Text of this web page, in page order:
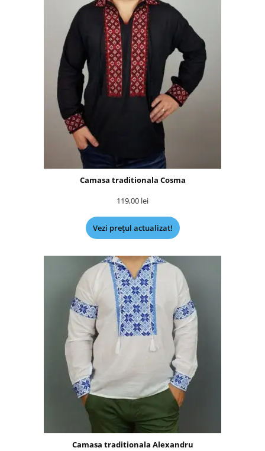
Camasa traditionala Cosma
119,00 lei
Vezi prețul actualizat!
Camasa traditionala Alexandru